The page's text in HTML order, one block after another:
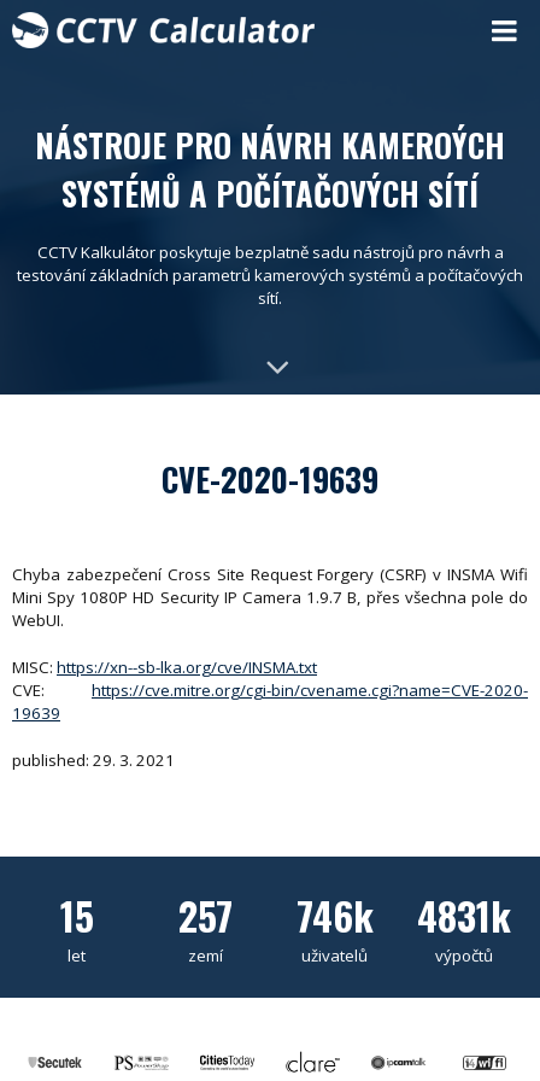
NÁSTROJE PRO NÁVRH KAMEROÝCH
SYSTÉMŮ A POČÍTAČOVÝCH SÍTÍ
CCTV Kalkulátor poskytuje bezplatně sadu nástrojů pro návrh a
testování základních parametrů kamerových systémů a počítačových
sítí.
CVE-2020-19639
Chyba zabezpečení Cross Site Request Forgery (CSRF) v INSMA Wifi
Mini Spy 1080P HD Security IP Camera 1.9.7 B, přes všechna pole do
WebUI.
MISC: https://xn--sb-lka.org/cve/INSMA.txt
CVE: https://cve.mitre.org/cgi-bin/cvename.cgi?name=CVE-2020-
19639
published: 29. 3. 2021
15
let
257
zemí
746k
uživatelů
4831k
výpočtů